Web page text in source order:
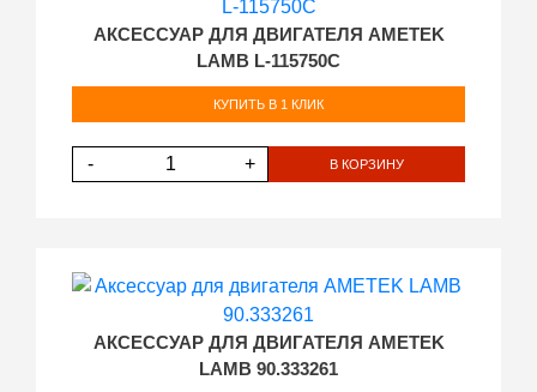
АКСЕССУАР ДЛЯ ДВИГАТЕЛЯ AMETEK
LAMB L-115750C
КУПИТЬ В 1 КЛИК
- + В КОРЗИНУ
АКСЕССУАР ДЛЯ ДВИГАТЕЛЯ AMETEK
LAMB 90.333261